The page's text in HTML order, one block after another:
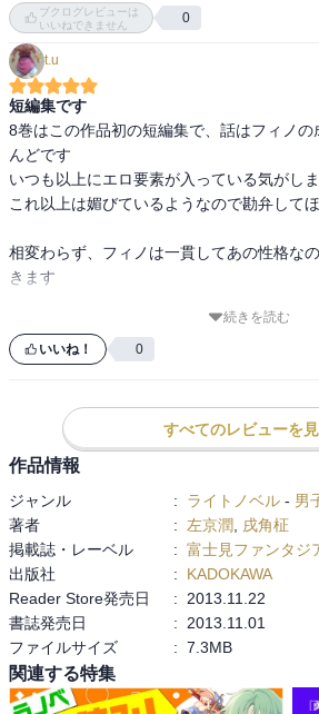
ブクログレビューは
いいねできません
0
t.u
短編集です
8巻はこの作品初の短編集で、話はフィノの
んどです
いつも以上にエロ要素が入っている気がし
これ以上は媚びているようなので勘弁して
相変わらず、フィノは一貫してあの性格な
きます
あと、あの人とラウルが会います(>_<)
続きを読む
いいね！ 0
すべてのレビューを
作品情報
ジャンル : ライトノベル - 男
著者
: 左京潤
戌角柾
掲載誌・レーベル
: 富士見ファンタジ
出版社
:
KADOKAWA
Reader Store発売日
:
2013.11.22
書誌発売日
:
2013.11.01
ファイルサイズ
: 7.3MB
関連する特集